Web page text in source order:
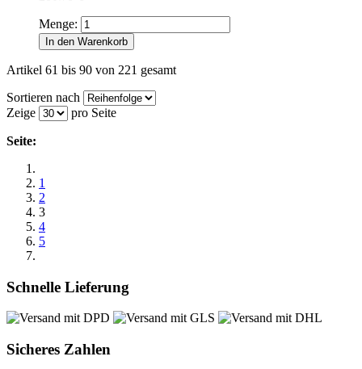
Menge:
In den Warenkorb
Artikel 61 bis 90 von 221 gesamt
Sortieren nach
Zeige
pro Seite
Seite:
1
2
3
4
5
Schnelle Lieferung
Sicheres Zahlen